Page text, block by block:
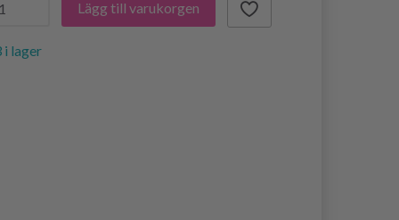
Lägg till varukorgen
i lager